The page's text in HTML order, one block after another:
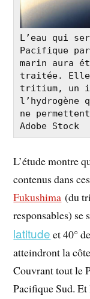
L’eau qui
Pacifique
marin aura
traitée. Elle
tritium, un
l’hydrogène
ne
Adobe Stock
L’étude montre
contenus dans
Fukushima (du
responsables) se
latitude et 40°
atteindront la
Couvrant tout le
Pacifique Sud.